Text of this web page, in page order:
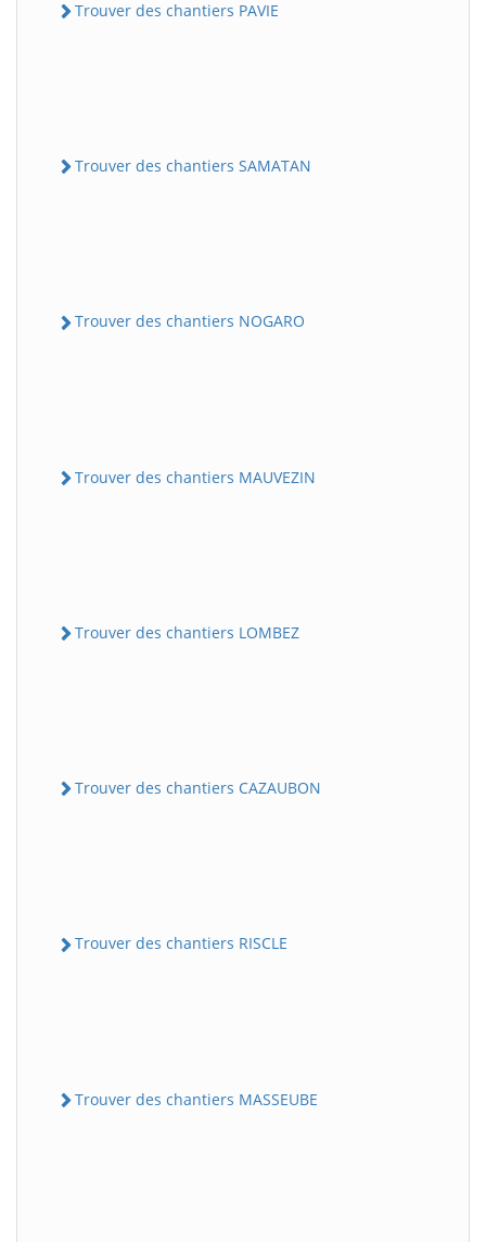
Trouver des chantiers PAVIE
Trouver des chantiers SAMATAN
Trouver des chantiers NOGARO
Trouver des chantiers MAUVEZIN
Trouver des chantiers LOMBEZ
Trouver des chantiers CAZAUBON
Trouver des chantiers RISCLE
Trouver des chantiers MASSEUBE